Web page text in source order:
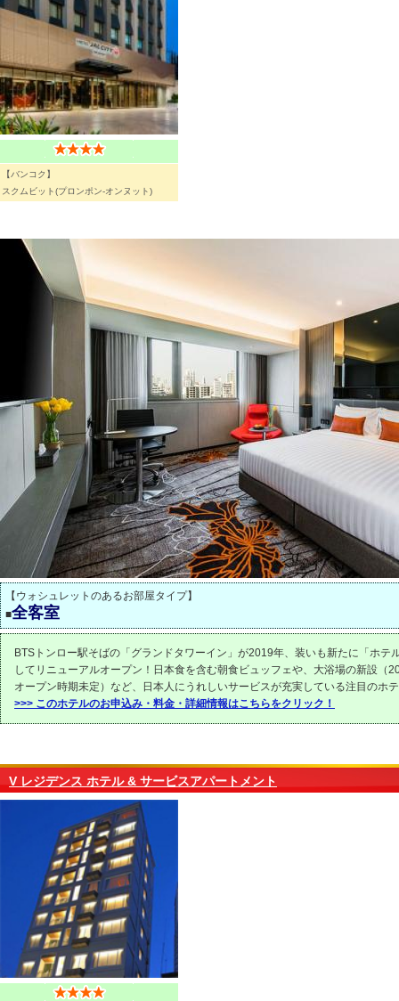
【バンコク】
スクムビット(プロンポン-オンヌット)
【ウォシュレットのあるお部屋タイプ】
■全客室
BTSトンロー駅そばの「グランドタワーイン」が2019年、装いも新たに「ホテ
してリニューアルオープン！日本食を含む朝食ビュッフェや、大浴場の新設（
オープン時期未定）など、日本人にうれしいサービスが充実している注目のホ
>>> このホテルのお申込み・料金・詳細情報はこちらをクリック！
V レジデンス ホテル & サービスアパートメント